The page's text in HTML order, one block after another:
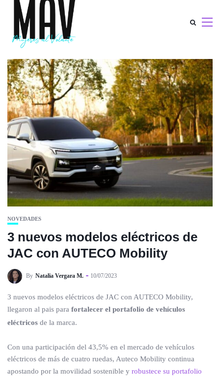
NOVEDADES
3 nuevos modelos eléctricos de
JAC con AUTECO Mobility
By Natalia Vergara M. 10/07/2023
3 nuevos modelos eléctricos de JAC con AUTECO Mobility,
llegaron al pais para fortalecer el portafolio de vehículos
eléctricos de la marca.
Con una participación del 43,5% en el mercado de vehículos
eléctricos de más de cuatro ruedas, Auteco Mobility continua
apostando por la movilidad sostenible y robustece su portafolio